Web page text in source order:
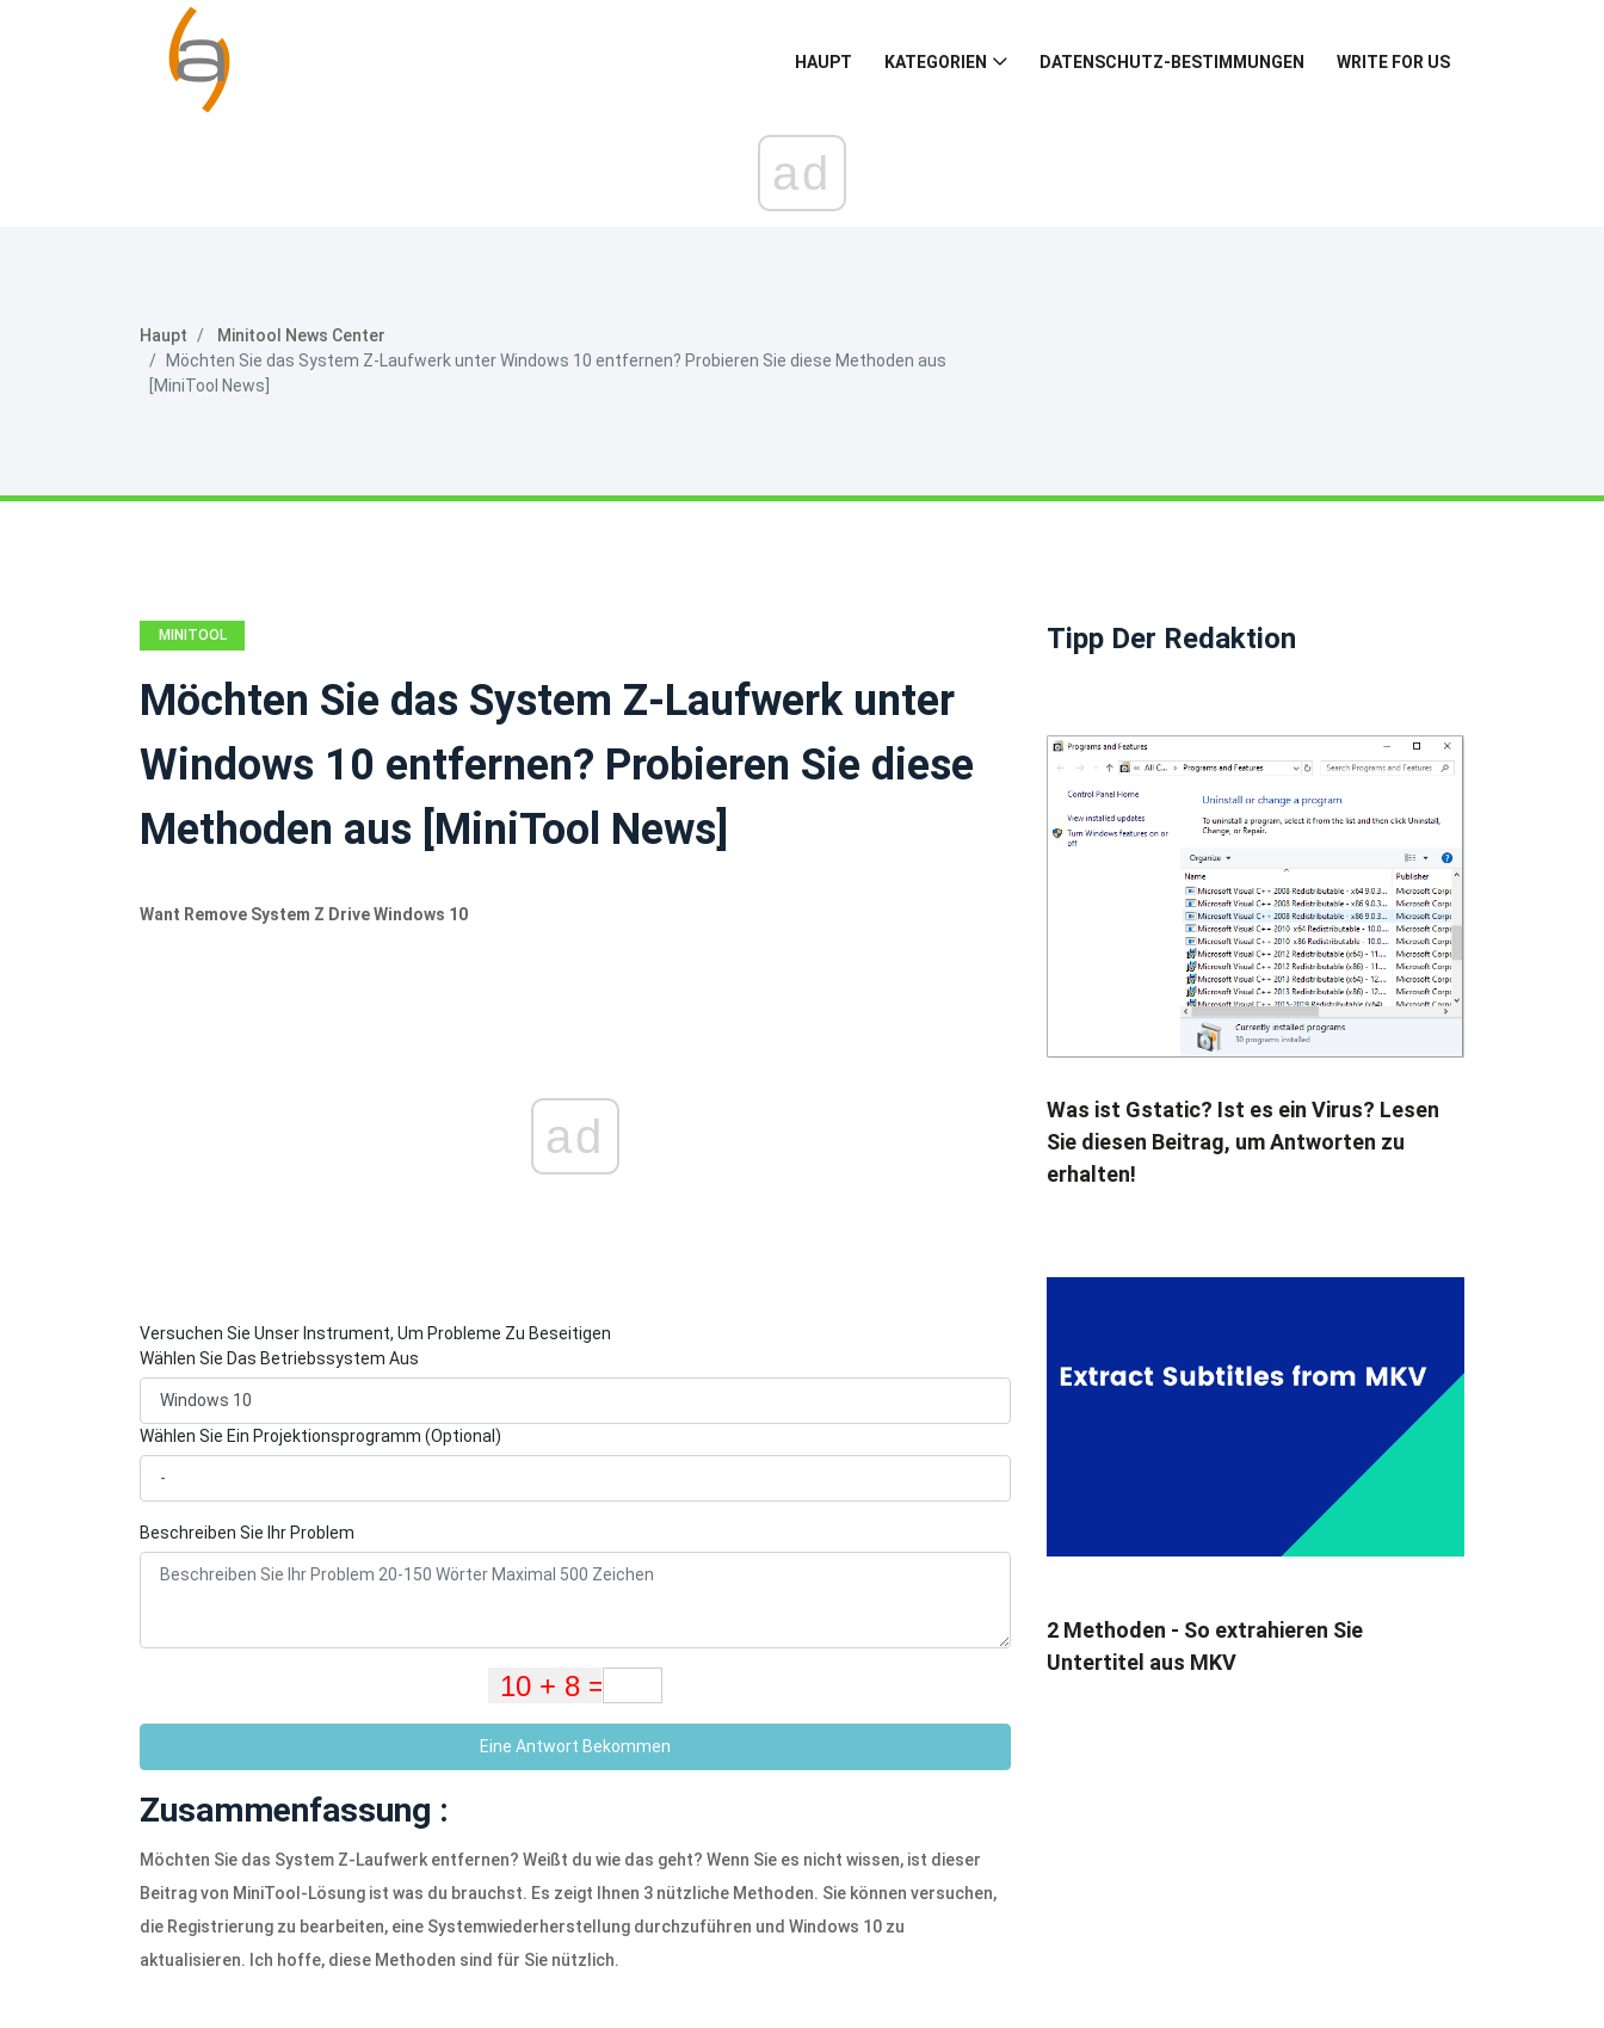
HAUPT KATEGORIEN DATENSCHUTZ-BESTIMMUNGEN WRITE FOR US
ad
Haupt
Minitool News Center
Möchten Sie das System Z-Laufwerk unter Windows 10 entfernen? Probieren Sie diese Methoden aus
[MiniTool News]
MINITOOL
Möchten Sie das System Z-Laufwerk unter
Windows 10 entfernen? Probieren Sie diese
Methoden aus [MiniTool News]
Want Remove System Z Drive Windows 10
ad
Versuchen Sie Unser Instrument, Um Probleme Zu Beseitigen
Wählen Sie Das Betriebssystem Aus
Wählen Sie Ein Projektionsprogramm (Optional)
Beschreiben Sie Ihr Problem
Eine Antwort Bekommen
Zusammenfassung :
Möchten Sie das System Z-Laufwerk entfernen? Weißt du wie das geht? Wenn Sie es nicht wissen, ist dieser
Beitrag von MiniTool-Lösung ist was du brauchst. Es zeigt Ihnen 3 nützliche Methoden. Sie können versuchen,
die Registrierung zu bearbeiten, eine Systemwiederherstellung durchzuführen und Windows 10 zu
aktualisieren. Ich hoffe, diese Methoden sind für Sie nützlich.
Tipp Der Redaktion
Was ist Gstatic? Ist es ein Virus? Lesen
Sie diesen Beitrag, um Antworten zu
erhalten!
2 Methoden - So extrahieren Sie
Untertitel aus MKV